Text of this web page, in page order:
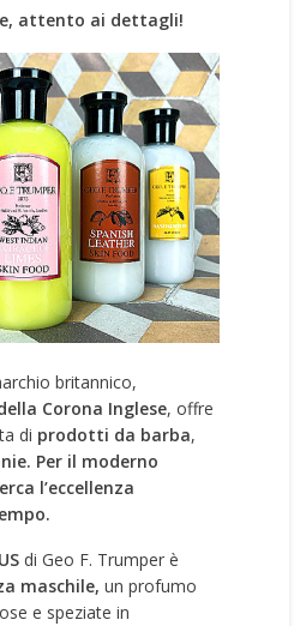
attento ai dettagli!
britannico,
Corona Inglese, offre
di prodotti da barba,
Per il moderno
l’eccellenza
di Geo F. Trumper è
maschile,un profumo
e speziate in